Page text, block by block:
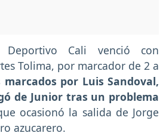
Cali venció con
Tolima, por marcador de 2 a
marcados por Luis Sandoval,
de Junior tras un problema
ocasionó la salida de Jorge
azucarero.